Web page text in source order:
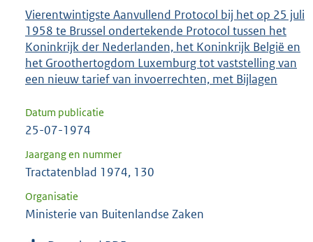
bevestigen.
Vierentwintigste Aanvullend Protocol bij het op 25 juli
1958 te Brussel ondertekende Protocol tussen het
Koninkrijk der Nederlanden, het Koninkrijk België en
het Groothertogdom Luxemburg tot vaststelling van
een nieuw tarief van invoerrechten, met Bijlagen
Datum publicatie
25-07-1974
Jaargang en nummer
Tractatenblad 1974, 130
Organisatie
Ministerie van Buitenlandse Zaken